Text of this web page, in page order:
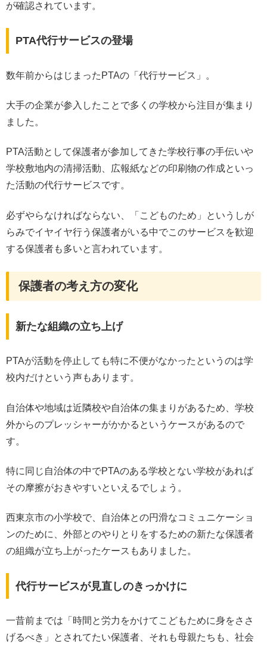
が確認されています。
PTA代行サービスの登場
数年前からはじまったPTAの「代行サービス」。
大手の企業が参入したことで多くの学校から注目が集まり
ました。
PTA活動として保護者が参加してきた学校行事の手伝いや
学校敷地内の清掃活動、広報紙などの印刷物の作成といっ
た活動の代行サービスです。
必ずやらなければならない、「こどものため」というしが
らみでイヤイヤ行う保護者がいる中でこのサービスを歓迎
する保護者も多いと言われています。
保護者の考え方の変化
新たな組織の立ち上げ
PTAが活動を停止しても特に不便がなかったというのは学
校内だけという声もあります。
自治体や地域は近隣校や自治体の集まりがあるため、学校
外からのプレッシャーがかかるというケースがあるので
す。
特に同じ自治体の中でPTAのある学校とない学校があれば
その摩擦がおきやすいといえるでしょう。
西東京市の小学校で、自治体との円滑なコミュニケーショ
ンのために、外部とのやりとりをするための新たな保護者
の組織が立ち上がったケースもありました。
代行サービスが見直しのきっかけに
一昔前までは「時間と労力をかけてこどもために身をささ
げるべき」とされてたい保護者、それも母親たちも、社会